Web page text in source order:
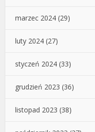
marzec 2024 (29)
luty 2024 (27)
styczeń 2024 (33)
grudzień 2023 (36)
listopad 2023 (38)